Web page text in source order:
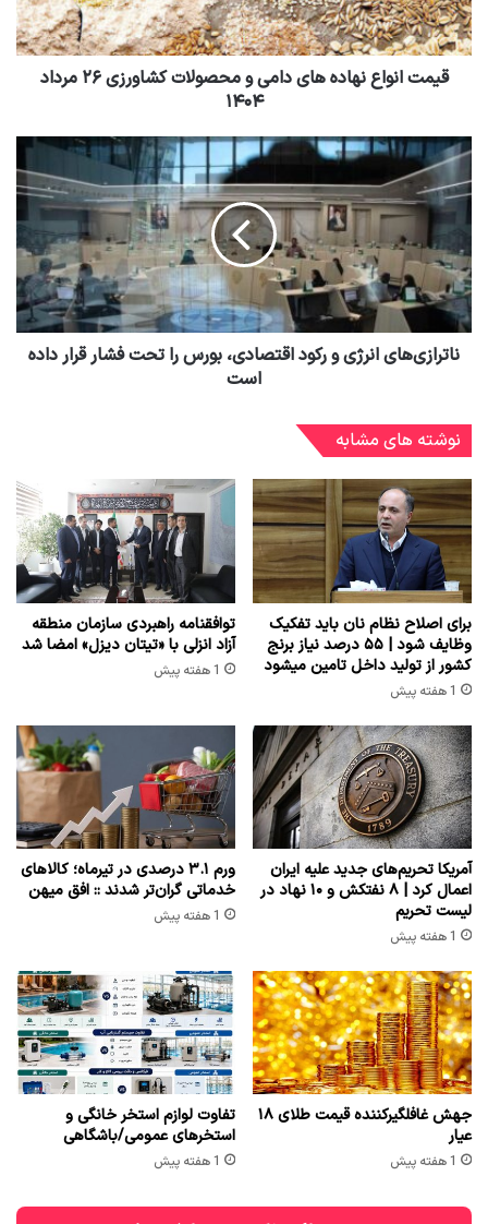
قیمت انواع نهاده های دامی و محصولات کشاورزی ۲۶ مرداد
۱۴۰۴
ناترازی‌های انرژی و رکود اقتصادی، بورس را تحت فشار قرار داده
است
نوشته های مشابه
برای اصلاح نظام نان باید تفکیک
وظایف شود | ۵۵ درصد نیاز برنج
کشور از تولید داخل تامین میشود
1 هفته پیش
توافقنامه راهبردی سازمان منطقه
آزاد انزلی با «تیتان دیزل» امضا شد
1 هفته پیش
آمریکا تحریم‌های جدید علیه ایران
اعمال کرد | ۸ نفتکش و ۱۰ نهاد در
لیست تحریم
1 هفته پیش
ورم ۳.۱ درصدی در تیرماه؛ کالاهای
خدماتی گران‌تر شدند :: افق میهن
1 هفته پیش
جهش غافلگیرکننده قیمت طلای ۱۸
عیار
1 هفته پیش
تفاوت لوازم استخر خانگی و
استخرهای عمومی/باشگاهی
1 هفته پیش